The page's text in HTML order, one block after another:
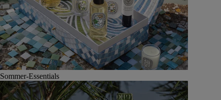
Sommer-Essentials